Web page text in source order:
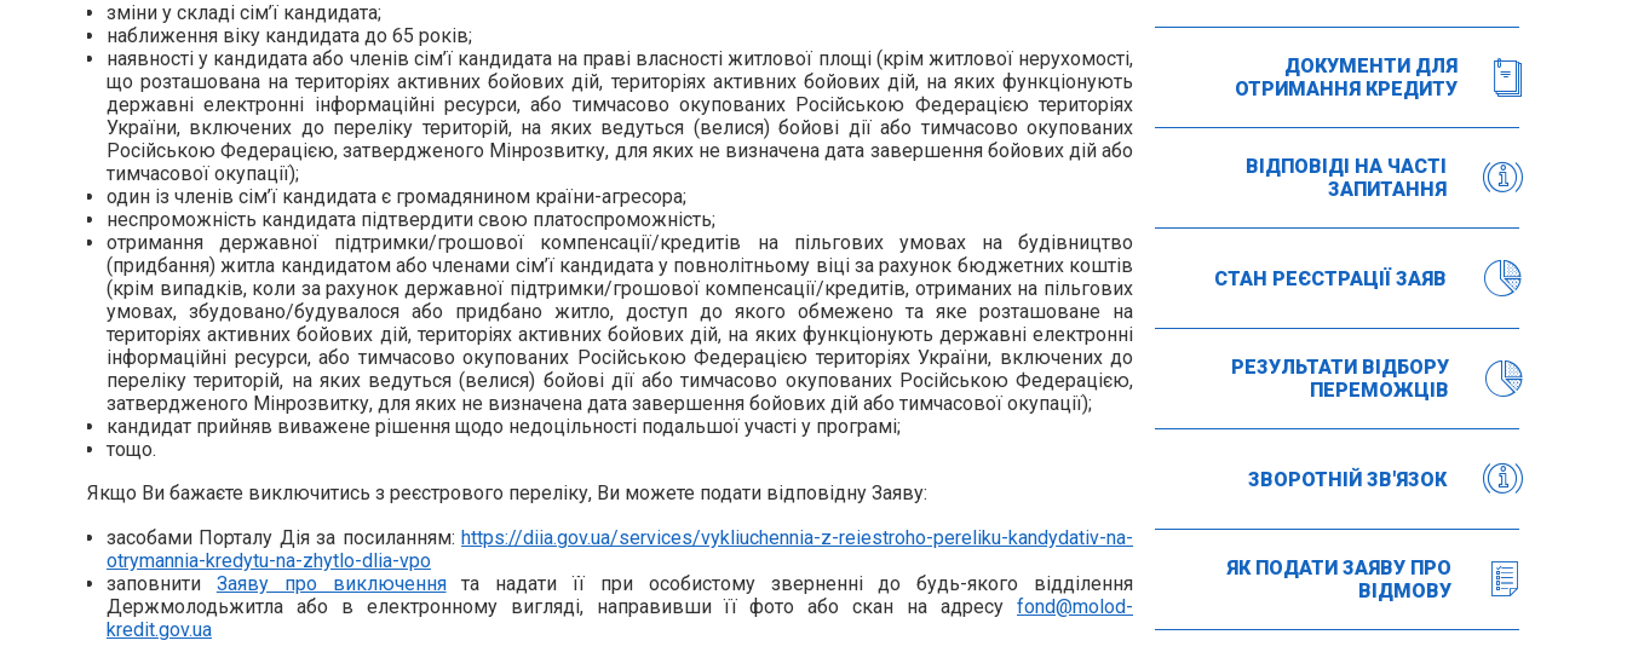
ДОКУМЕНТИ ДЛЯ
ОТРИМАННЯ КРЕДИТУ
ВІДПОВІДІ НА ЧАСТІ
ЗАПИТАННЯ
СТАН РЕЄСТРАЦІЇ ЗАЯВ
РЕЗУЛЬТАТИ ВІДБОРУ
ПЕРЕМОЖЦІВ
ЗВОРОТНІЙ ЗВ'ЯЗОК
ЯК ПОДАТИ ЗАЯВУ ПРО
ВІДМОВУ
зміни у складі сім’ї кандидата;
наближення віку кандидата до 65 років;
наявності у кандидата або членів сім’ї кандидата на праві власності житлової площі (крім житлової нерухомості,
що розташована на територіях активних бойових дій, територіях активних бойових дій, на яких функціонують
державні електронні інформаційні ресурси, або тимчасово окупованих Російською Федерацією територіях
України, включених до переліку територій, на яких ведуться (велися) бойові дії або тимчасово окупованих
Російською Федерацією, затвердженого Мінрозвитку, для яких не визначена дата завершення бойових дій або
тимчасової окупації);
один із членів сім’ї кандидата є громадянином країни-агресора;
неспроможність кандидата підтвердити свою платоспроможність;
отримання державної підтримки/грошової компенсації/кредитів на пільгових умовах на будівництво
(придбання) житла кандидатом або членами сім’ї кандидата у повнолітньому віці за рахунок бюджетних коштів
(крім випадків, коли за рахунок державної підтримки/грошової компенсації/кредитів, отриманих на пільгових
умовах, збудовано/будувалося або придбано житло, доступ до якого обмежено та яке розташоване на
територіях активних бойових дій, територіях активних бойових дій, на яких функціонують державні електронні
інформаційні ресурси, або тимчасово окупованих Російською Федерацією територіях України, включених до
переліку територій, на яких ведуться (велися) бойові дії або тимчасово окупованих Російською Федерацією,
затвердженого Мінрозвитку, для яких не визначена дата завершення бойових дій або тимчасової окупації);
кандидат прийняв виважене рішення щодо недоцільності подальшої участі у програмі;
тощо.
Якщо Ви бажаєте виключитись з реєстрового переліку, Ви можете подати відповідну Заяву:
засобами Порталу Дія за посиланням: https://diia.gov.ua/services/vykliuchennia-z-reiestroho-pereliku-kandydativ-na-
otrymannia-kredytu-na-zhytlo-dlia-vpo
заповнити Заяву про виключеннята надати її при особистому зверненні до будь-якого відділення
Держмолодьжитла або в електронному вигляді, направивши її фото або скан на адресу fond@molod-
kredit.gov.ua